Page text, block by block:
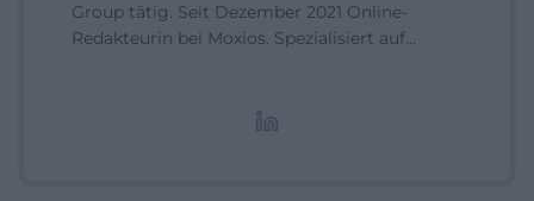
Group tätig. Seit Dezember 2021 Online-
Redakteurin bei Moxios. Spezialisiert auf